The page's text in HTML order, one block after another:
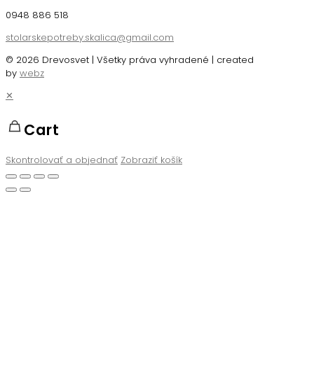
0948 886 518
stolarskepotreby.skalica@gmail.com
© 2026 Drevosvet | Všetky práva vyhradené | created
by webz
✕
Cart
Skontrolovať a objednať Zobraziť košík